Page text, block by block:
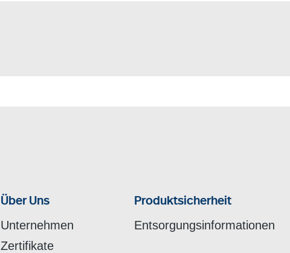
Über Uns
Unternehmen
Zertifikate
Produktsicherheit
Entsorgungsinformationen